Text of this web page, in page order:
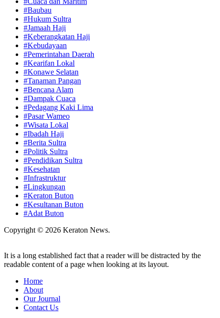
#Baubau
#Hukum Sultra
#Jamaah Haji
#Keberangkatan Haji
#Kebudayaan
#Pemerintahan Daerah
#Kearifan Lokal
#Konawe Selatan
#Tanaman Pangan
#Bencana Alam
#Dampak Cuaca
#Pedagang Kaki Lima
#Pasar Wameo
#Wisata Lokal
#Ibadah Haji
#Berita Sultra
#Politik Sultra
#Pendidikan Sultra
#Kesehatan
#Infrastruktur
#Lingkungan
#Keraton Buton
#Kesultanan Buton
#Adat Buton
Copyright © 2026 Keraton News.
It is a long established fact that a reader will be distracted by the
readable content of a page when looking at its layout.
Home
About
Our Journal
Contact Us